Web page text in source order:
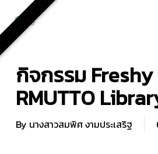
main
content
กิจกรรม
RMUTTO
By นางสาวสมพิศ งามประเสริฐ